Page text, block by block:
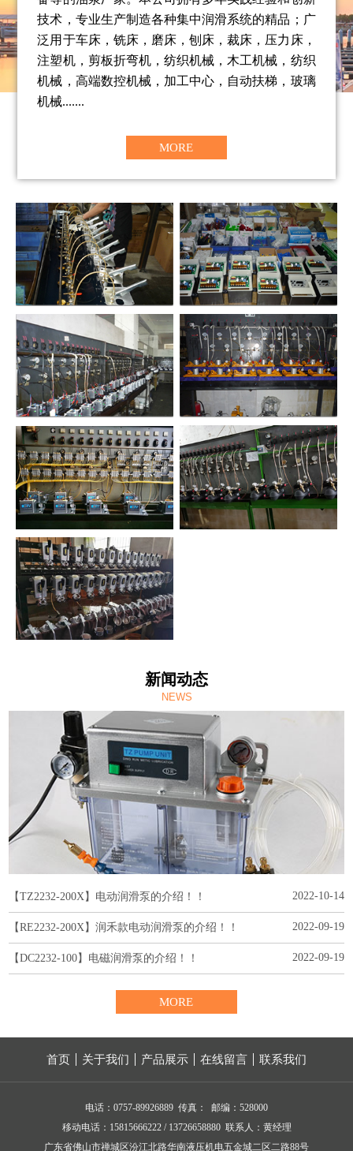
技术，专业生产制造各种集中润滑系统的精品；广
泛用于车床，铣床，磨床，刨床，裁床，压力床，
注塑机，剪板折弯机，纺织机械，木工机械，纺织
机械，高端数控机械，加工中心，自动扶梯，玻璃
机械.......
MORE
新闻动态
NEWS
【TZ2232-200X】电动润滑泵的介绍！！ 2022-10-14
【RE2232-200X】润禾款电动润滑泵的介绍！！ 2022-09-19
【DC2232-100】电磁润滑泵的介绍！！ 2022-09-19
MORE
首页 关于我们 产品展示 在线留言 联系我们
电话：0757-89926889 传真： 邮编：528000
移动电话：15815666222 / 13726658880 联系人：黄经理
广东省佛山市禅城区汾江北路华南液压机电五金城二区二路88号